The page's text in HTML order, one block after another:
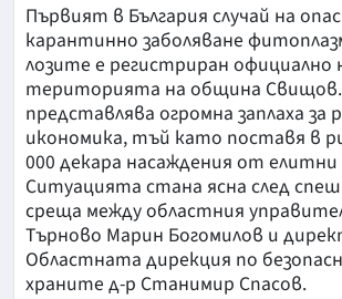
Първият в България случай на
карантинно заболяване
лозите е регистриран официално
територията на община
представлява огромна заплаха за
икономика, тъй като поставя в
000 декара насаждения от
Ситуацията стана ясна след
среща между областния
Търново Марин Богомилов и
Областната дирекция по
храните д-р Станимир Спасов.